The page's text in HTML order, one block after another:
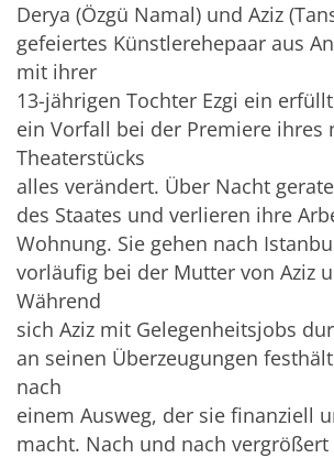
Derya (Özgü Namal) und Aziz
gefeiertes Künstlerehepaar aus
mit ihrer
13-jährigen Tochter Ezgi ein
ein Vorfall bei der Premiere ihres
Theaterstücks
alles verändert. Über Nacht
des Staates und verlieren ihre
Wohnung. Sie gehen nach
vorläufig bei der Mutter von Aziz
Während
sich Aziz mit Gelegenheitsjobs
an seinen Überzeugungen
nach
einem Ausweg, der sie finanziell
macht. Nach und nach